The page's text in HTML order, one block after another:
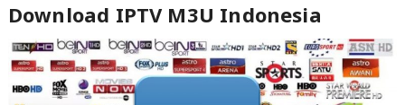
Download IPTV M3U Indonesia